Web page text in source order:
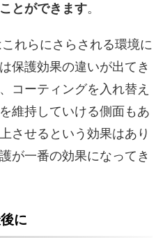
とができます。
れらにさらされる環境に
保護効果の違いが出てき
コーティングを入れ替え
維持していける側面もあ
させるという効果はあり
が一番の効果になってき
に